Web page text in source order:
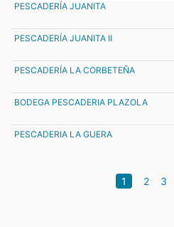
PESCADERÍA JUANITA
PESCADERÍA JUANITA II
PESCADERÍA LA CORBETEÑA
BODEGA PESCADERIA PLAZOLA
PESCADERIA LA GUERA
1 (current)
2 3